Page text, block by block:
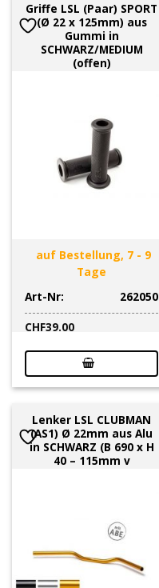
Griffe LSL (Paar) SPORT
(Ø 22 x 125mm) aus
Gummi in
SCHWARZ/MEDIUM
(offen)
auf Bestellung, 7 - 9
Tage
Art-Nr:
262050
CHF39.00
Lenker LSL CLUBMAN
(AS1) Ø 22mm aus Alu
in SCHWARZ (B 690 x H
40 – 115mm v